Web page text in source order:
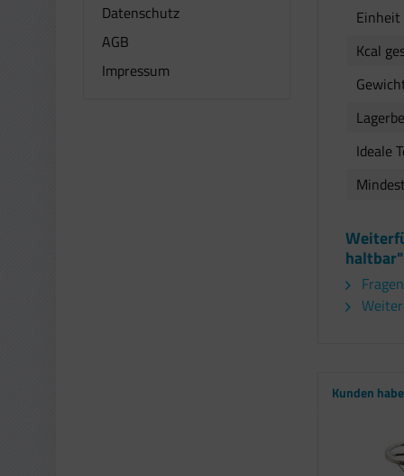
Datenschutz
AGB
Impressum
Einheit
Kcal
Ideale
haltbar"
Kunden